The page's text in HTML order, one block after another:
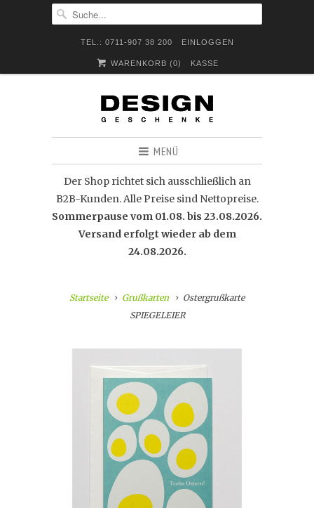
TEL.: 0711-907 38 200 EINLOGGEN
WARENKORB (0) KASSE
MENÜ
Der Shop richtet sich ausschließlich an
B2B-Kunden. Alle Preise sind Nettopreise.
Sommerpause vom 01.08. bis 23.08.2026.
Versand erfolgt wieder ab dem
24.08.2026.
Startseite Grußkarten
Ostergrußkarte
SPIEGELEIER